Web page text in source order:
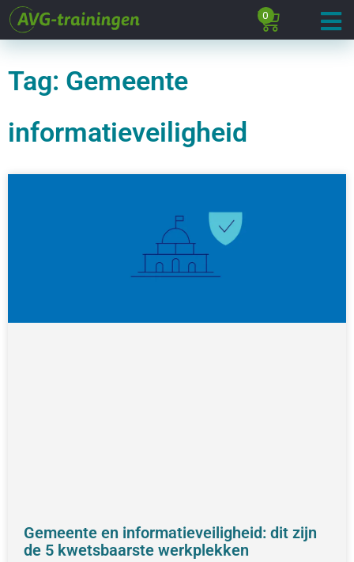
0
Tag: Gemeente
informatieveiligheid
Gemeente en informatieveiligheid: dit zijn
de 5 kwetsbaarste werkplekken